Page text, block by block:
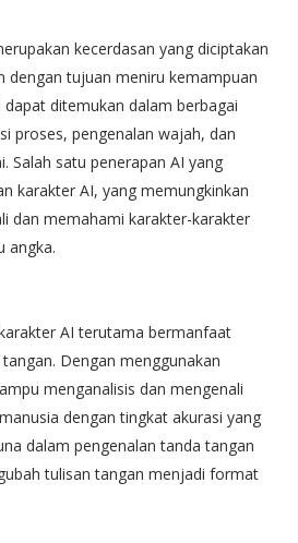
kecerdasan yang diciptakan
dengan tujuan meniru kemampuan
ditemukan dalam berbagai
proses, pengenalan wajah, dan
Salah satu penerapan AI yang
karakter AI, yang memungkinkan
dan memahami karakter-karakter
angka.
AI terutama bermanfaat
Dengan menggunakan
menganalisis dan mengenali
dengan tingkat akurasi yang
dalam pengenalan tanda tangan
tulisan tangan menjadi format